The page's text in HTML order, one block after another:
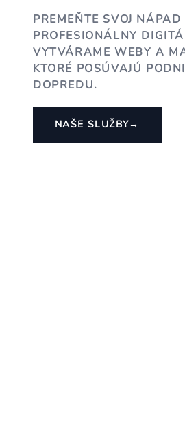
PREMEŇTE SVOJ
PROFESIONÁLNY
VYTVÁRAME WEBY A
KTORÉ POSÚVAJÚ
DOPREDU.
NAŠE SLUŽBY→